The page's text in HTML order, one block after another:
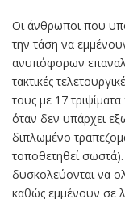
Οι άνθρωποι που
την τάση να
ανυπόφορων
τακτικές
τους με 17
όταν δεν υπάρχει
διπλωμένο
τοποθετηθεί
δυσκολεύονται να
καθώς εμμένουν σε